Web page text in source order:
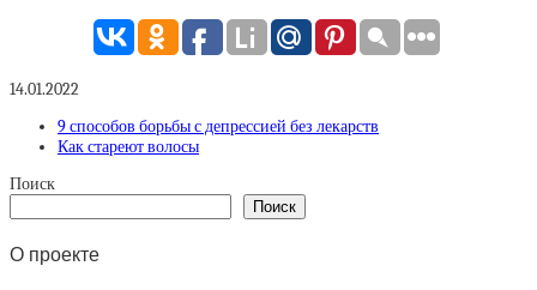
14.01.2022
9 способов борьбы с депрессией без лекарств
Как стареют волосы
Поиск
Поиск
О проекте